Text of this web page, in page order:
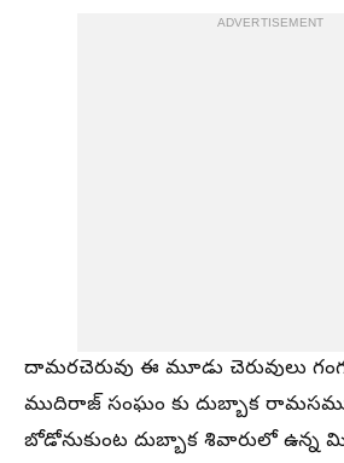
ADVERTISEMENT
దామరచెరువు ఈ మూడు చెరువులు
ముదిరాజ్ సంఘం కు దుబ్బాక
బోడోనుకుంట దుబ్బాక శివారులో ఉన్న